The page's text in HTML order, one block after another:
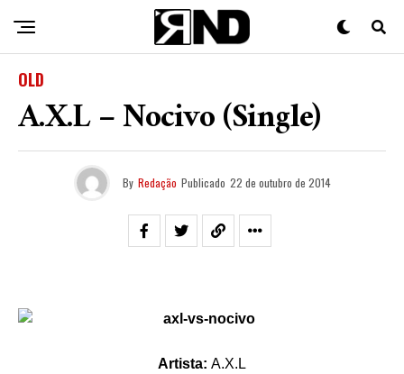
OLD
A.X.L – Nocivo (Single)
By Redação Publicado 22 de outubro de 2014
Artista: A.X.L